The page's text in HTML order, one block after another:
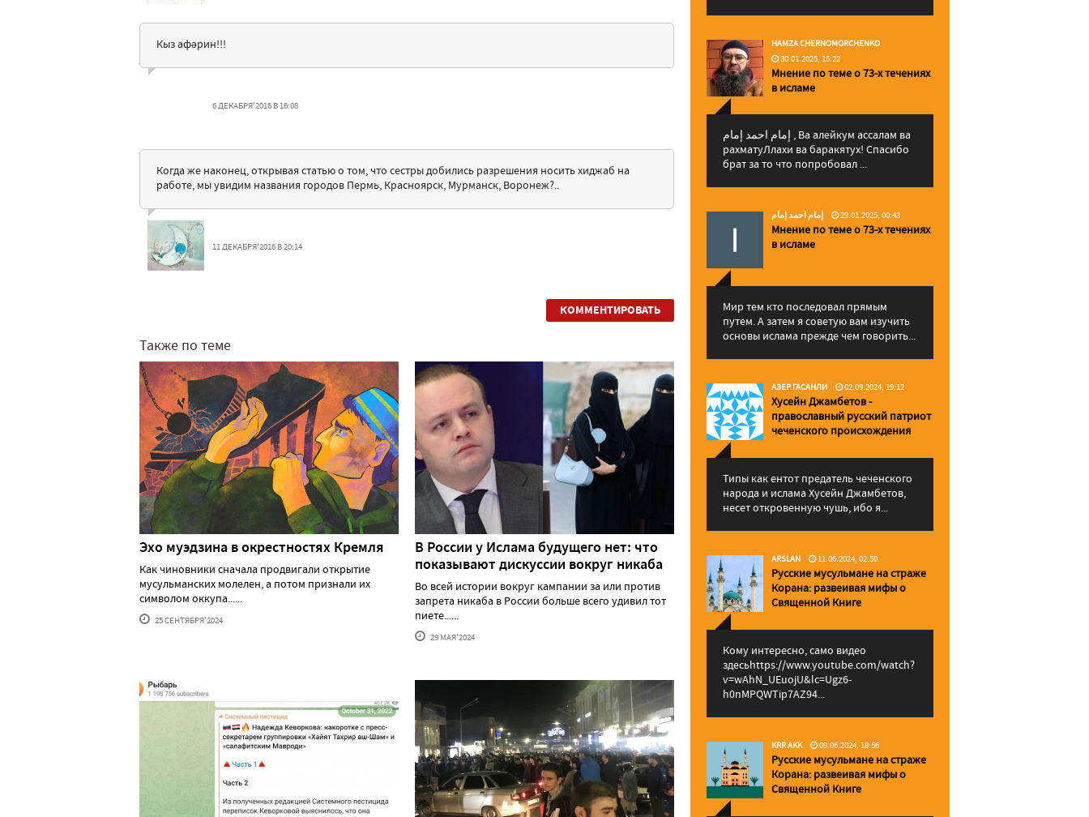
Кыз афәрин!!!
6 ДЕКАБРЯ'2016 В 16:08
Когда же наконец, открывая статью о том, что сестры добились разрешения носить хиджаб на
работе, мы увидим названия городов Пермь, Красноярск, Мурманск, Воронеж?..
11 ДЕКАБРЯ'2016 В 20:14
КОММЕНТИРОВАТЬ
Также по теме
Эхо муэдзина в окрестностях Кремля
Как чиновники сначала продвигали открытие
мусульманских молелен, а потом признали их
символом оккупа......
25 СЕНТЯБРЯ'2024
В России у Ислама будущего нет: что
показывают дискуссии вокруг никаба
Во всей истории вокруг кампании за или против
запрета никаба в России больше всего удивил тот
пиете......
29 МАЯ'2024
HAMZA CHERNOMORCHENKO
30.01.2025, 15:22
Мнение по теме о 73-х течениях
в исламе
إمام احمد إمام , Ва алейкум ассалам ва
рахматуЛлахи ва баракятух! Спасибо
брат за то что попробовал ...
إمام احمد إمام 29.01.2025, 00:43
Мнение по теме о 73-х течениях
в исламе
Мир тем кто последовал прямым
путем. А затем я советую вам изучить
основы ислама прежде чем говорить...
АЗЕР ГАСАНЛИ 02.09.2024, 19:12
Хусейн Джамбетов -
православный русский патриот
чеченского происхождения
Типы как ентот предатель чеченского
народа и ислама Хусейн Джамбетов,
несет откровенную чушь, ибо я...
ARSLAN 11.06.2024, 02:50
Русские мусульмане на страже
Корана: pазвеивая мифы о
Священной Книге
Кому интересно, само видео
здесьhttps://www.youtube.com/watch?
v=wAhN_UEuojU&lc=Ugz6-
h0nMPQWTip7AZ94...
KRR AKK 09.06.2024, 18:56
Русские мусульмане на страже
Корана: pазвеивая мифы о
Священной Книге